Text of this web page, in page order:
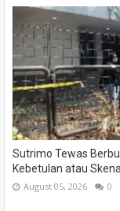
Sutrimo Tewas
Kebetulan atau
August 05, 2026 0